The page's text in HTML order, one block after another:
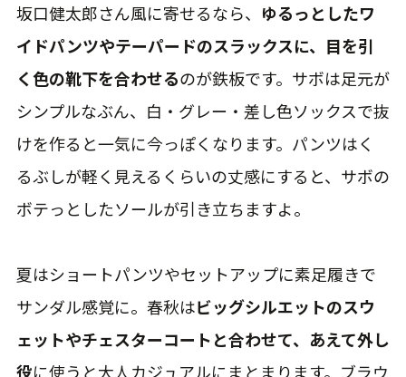
坂口健太郎さん風に寄せるなら、 ゆるっとしたワ
イドパンツやテーパードのスラックスに、目を引
く色の靴下を合わせるのが鉄板です。サボは足元が
シンプルなぶん、白・グレー・差し色ソックスで抜
けを作ると一気に今っぽくなります。パンツはく
るぶしが軽く見えるくらいの丈感にすると、サボの
ボテっとしたソールが引き立ちますよ。
夏はショートパンツやセットアップに素足履きで
サンダル感覚に。春秋はビッグシルエットのスウ
ェットやチェスターコートと合わせて、あえて外し
役に使うと大人カジュアルにまとまります。ブラウ